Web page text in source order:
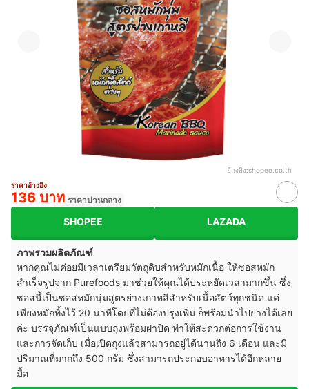
อ้างอิง:shopee.co.th
ราคาอ้างอิง
136 บาท ราคาปานกลาง
SHOPEE LAZADA
ภาพรวมผลิตภัณฑ์
หากคุณไม่ค่อยมีเวลาเตรียมวัตถุดิบสำหรับหมักเนื้อ ให้ซอสหมัก
สำเร็จรูปจาก Purefoods มาช่วยให้คุณได้ประหยัดเวลามากขึ้น ซึ่ง
ซอสนี้เป็นซอสหมักนุ่มสูตรย่างเกาหลีสำหรับเนื้อสัตว์ทุกชนิด แค่
เพียงหมักทิ้งไว้ 20 นาทีโดยที่ไม่ต้องปรุงเพิ่ม ก็พร้อมนำไปย่างได้เลย
ค่ะ บรรจุภัณฑ์เป็นแบบถุงพร้อมฝาปิด ทำให้สะดวกต่อการใช้งาน
และการจัดเก็บ เมื่อเปิดถุงแล้วสามารถอยู่ได้นานถึง 6 เดือน และมี
ปริมาณที่มากถึง 500 กรัม ซึ่งสามารถประกอบอาหารได้อีกหลาย
มื้อ